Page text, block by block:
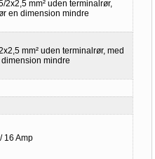
2x2,5 mm² uden terminalrør,
en dimension mindre
mm² uden terminalrør, med
mindre
16 Amp